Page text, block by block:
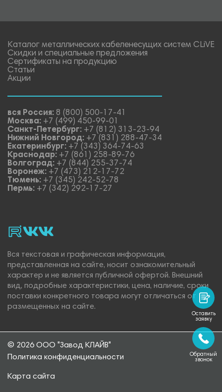
Каталог металлических кабеленесущих систем CLiVE
Скидки и специальные предложения
Сертификаты на продукцию
Статьи
Акции
вся Россия: 8 (800) 500-17-41
Москва: +7 (499) 450-99-01
Санкт-Петербург: +7 (812) 313-23-94
Нижний Новгород: +7 (831) 288-47-34
Екатеринбург: +7 (343) 364-74-63
Краснодар: +7 (861) 258-89-76
Волгоград: +7 (844) 255-37-74
Воронеж: +7 (473) 212-17-72
Тюмень: +7 (345) 242-52-78
Пермь: +7 (342) 292-17-27
rutubevk_video.
Vk.
Вся текстовая и графическая информация,
представленная на сайте, носит ознакомительный
характер и не является публичной офертой. Внешний
вид, подробные характеристики, цена, наличие, сроки
поставки конкретного товара могут отличаться от
размещенных на сайте.
© 2026 ООО "Завод КЛАЙВ"
Политика конфиденциальности
Карта сайта
Оставить
заявку
Обратный
звонок